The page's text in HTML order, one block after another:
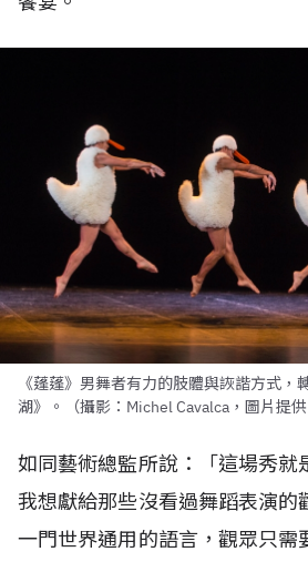
《蓬蓬》男舞者有力的肢體與詼諧方式，
湖》。（攝影：Michel Cavalca，圖片提供
如同藝術總監所說：「這場秀就
我想獻給那些沒看過舞蹈表演的
一門世界通用的語言，觀眾只需